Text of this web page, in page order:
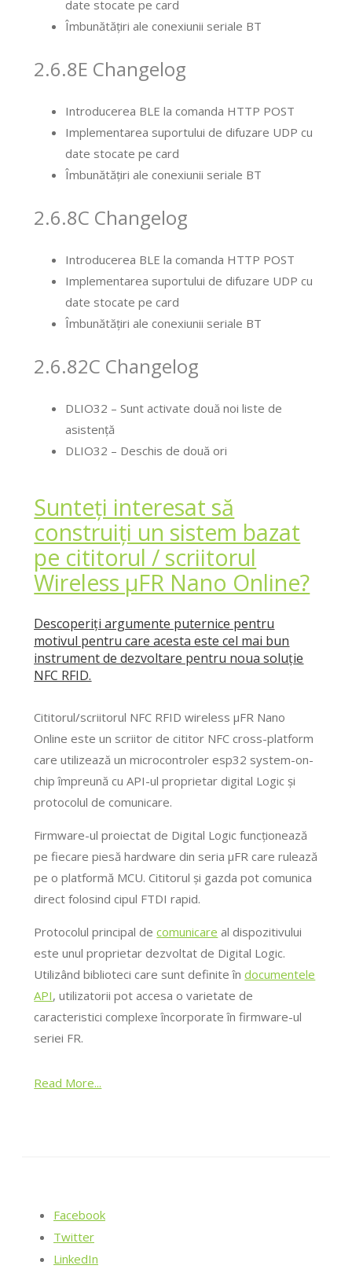
date stocate pe card
Îmbunătățiri ale conexiunii seriale BT
2.6.8E Changelog
Introducerea BLE la comanda HTTP POST
Implementarea suportului de difuzare UDP cu
date stocate pe card
Îmbunătățiri ale conexiunii seriale BT
2.6.8C Changelog
Introducerea BLE la comanda HTTP POST
Implementarea suportului de difuzare UDP cu
date stocate pe card
Îmbunătățiri ale conexiunii seriale BT
2.6.82C Changelog
DLIO32 – Sunt activate două noi liste de
asistență
DLIO32 – Deschis de două ori
Sunteți interesat să
construiți un sistem bazat
pe cititorul / scriitorul
Wireless μFR Nano Online?
Descoperiți argumente puternice pentru
motivul pentru care acesta este cel mai bun
instrument de dezvoltare pentru noua soluție
NFC RFID.
Cititorul/scriitorul NFC RFID wireless μFR Nano
Online este un scriitor de cititor NFC cross-platform
care utilizează un microcontroler esp32 system-on-
chip împreună cu API-ul proprietar digital Logic și
protocolul de comunicare.
Firmware-ul proiectat de Digital Logic funcționează
pe fiecare piesă hardware din seria μFR care rulează
pe o platformă MCU. Cititorul și gazda pot comunica
direct folosind cipul FTDI rapid.
Protocolul principal decomunicare al dispozitivului
este unul proprietar dezvoltat de Digital Logic.
Utilizând biblioteci care sunt definite îndocumentele
API, utilizatorii pot accesa o varietate de
caracteristici complexe încorporate în firmware-ul
seriei FR.
Read More...
Facebook
Twitter
LinkedIn